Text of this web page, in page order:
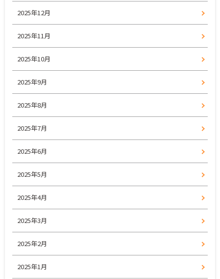
2025年12月
2025年11月
2025年10月
2025年9月
2025年8月
2025年7月
2025年6月
2025年5月
2025年4月
2025年3月
2025年2月
2025年1月